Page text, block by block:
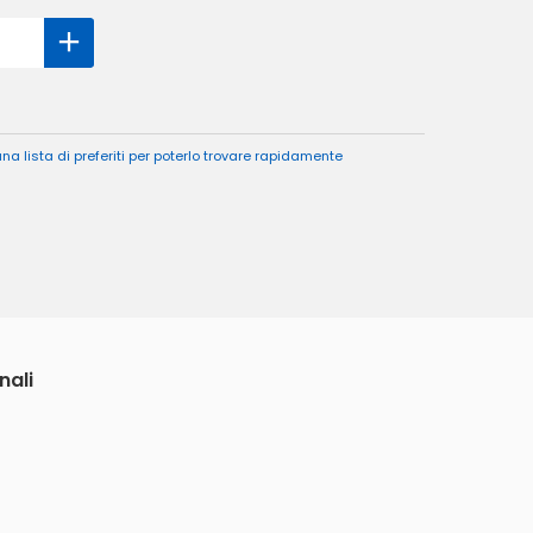
lista di preferiti per poterlo trovare rapidamente